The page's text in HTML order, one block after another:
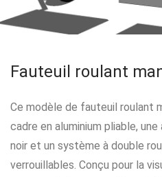
Fauteuil roulant
Ce modèle de fauteuil roulant
cadre en aluminium pliable,
noir et un système à double
verrouillables. Conçu pour la